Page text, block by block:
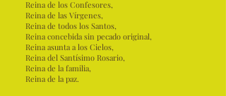
Reina de los Confesores,
Reina de las Vírgenes,
Reina de todos los Santos,
Reina concebida sin pecado original,
Reina asunta a los Cielos,
Reina del Santísimo Rosario,
Reina de la familia,
Reina de la paz.